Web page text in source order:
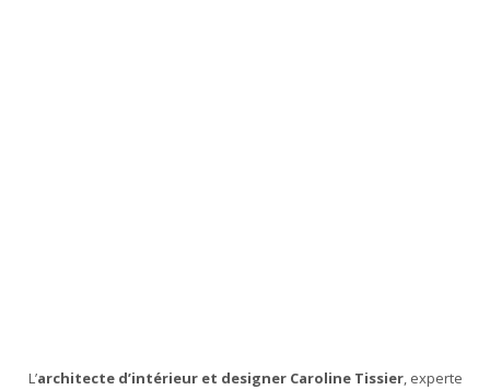
L’architecte d’intérieur et designer Caroline Tissier, experte